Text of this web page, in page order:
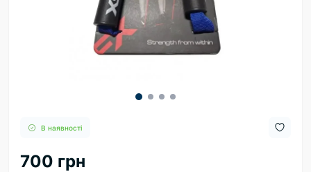
В наявності
700 грн